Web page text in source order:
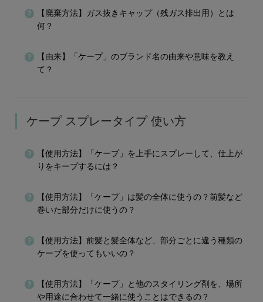
【廃棄方法】ガス抜きキャップ（残ガス排出用）とは
何？
【由来】「ケープ」のブランド名の由来や意味を教え
て？
ケープ スプレータイプ 使い方
【使用方法】「ケープ」を上手にスプレーして、仕上が
りをキープするには？
【使用方法】「ケープ」は髪の全体に使うの？前髪など
巻いた部分だけに使うの？
【使用方法】前髪と髪全体など、部分ごとに違う種類の
ケープを使ってもいいの？
【使用方法】「ケープ」と他のスタイリング剤を、場所
や用途に合わせて一緒に使うことはできるの？